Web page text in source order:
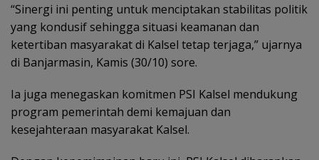
“Sinergi ini penting untuk menciptakan stabilitas politik
yang kondusif sehingga situasi keamanan dan
ketertiban masyarakat di Kalsel tetap terjaga,” ujarnya
di Banjarmasin, Kamis (30/10) sore.
Ia juga menegaskan komitmen PSI Kalsel mendukung
program pemerintah demi kemajuan dan
kesejahteraan masyarakat Kalsel.